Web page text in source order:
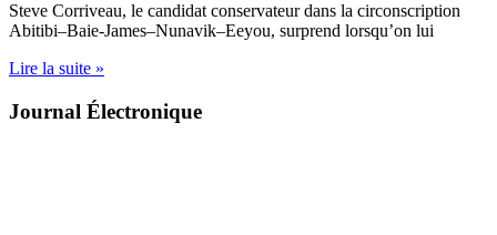
Steve Corriveau, le candidat conservateur dans la circonscription
Abitibi–Baie-James–Nunavik–Eeyou, surprend lorsqu’on lui
Lire la suite »
Journal Électronique